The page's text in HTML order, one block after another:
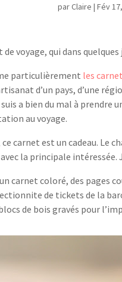
parClaire |Fév
de voyage, qui dans
particulièrement les
d’un pays, d’une
suis a bien du mal à
au voyage.
ce carnet est un cadeau. Le
la principale intéressée.
carnet coloré, des pages
de tickets de la
de bois gravés pour